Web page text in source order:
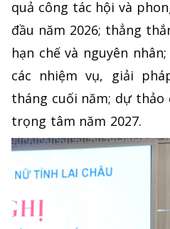
quả công tác hội và
đầu năm 2026; thẳng
hạn chế và nguyên
các nhiệm vụ, giải
tháng cuối năm; dự
trọng tâm năm 2027.